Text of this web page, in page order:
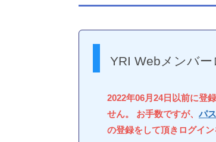
YRI Webメンバー
2022年06月24日以前に登
せん。 お手数ですが、 パ
の登録をして頂きログイン